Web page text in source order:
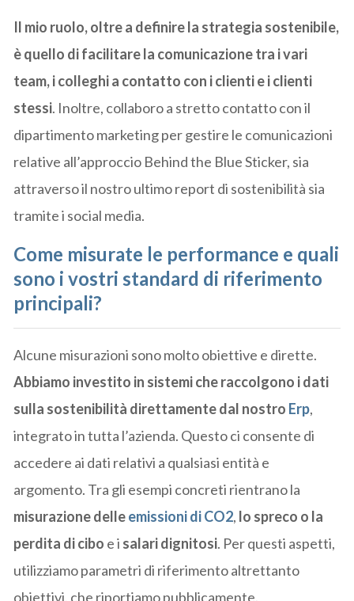
Il mio ruolo, oltre a definire la strategia sostenibile,
è quello di facilitare la comunicazione tra i vari
team, i colleghi a contatto con i clienti e i clienti
stessi. Inoltre, collaboro a stretto contatto con il
dipartimento marketing per gestire le comunicazioni
relative all’approccio Behind the Blue Sticker, sia
attraverso il nostro ultimo report di sostenibilità sia
tramite i social media.
Come misurate le performance e quali
sono i vostri standard di riferimento
principali?
Alcune misurazioni sono molto obiettive e dirette.
Abbiamo investito in sistemi che raccolgono i dati
sulla sostenibilità direttamente dal nostro Erp,
integrato in tutta l’azienda. Questo ci consente di
accedere ai dati relativi a qualsiasi entità e
argomento. Tra gli esempi concreti rientrano la
misurazione delleemissioni di CO2, lo spreco o la
perdita di cibo e i salari dignitosi. Per questi aspetti,
utilizziamo parametri di riferimento altrettanto
obiettivi, che riportiamo pubblicamente.